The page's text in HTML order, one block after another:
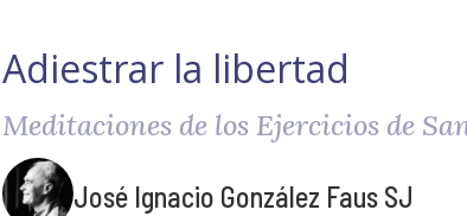
Adiestrar la libertad
Meditaciones de los Ejercicios de
José Ignacio González Faus SJ